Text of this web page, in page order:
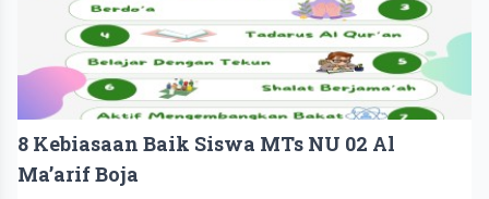
8 Kebiasaan Baik Siswa MTs NU 02 Al
Ma’arif Boja